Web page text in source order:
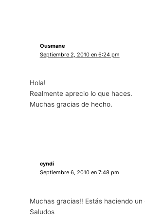
Ousmane
Septiembre 2, 2010 en 6:24 pm
Hola!
Realmente aprecio lo que haces.
Muchas gracias de hecho.
cyndi
Septiembre 6, 2010 en 7:48 pm
Muchas gracias!! Estás haciendo un
Saludos